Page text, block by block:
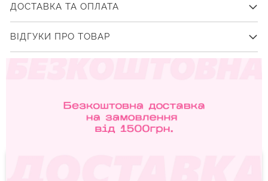
ДОСТАВКА ТА ОПЛАТА
ВІДГУКИ ПРО ТОВАР